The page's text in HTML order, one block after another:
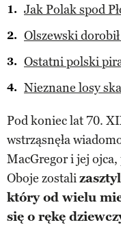
Jak Polak spod
Olszewski
Ostatni polski
Nieznane losy
Pod koniec lat 70.
wstrząsnęła
MacGregor i jej
Oboje zostali
który od wielu
się o rękę